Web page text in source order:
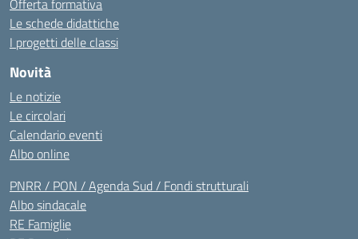
Offerta formativa
Le schede didattiche
I progetti delle classi
Novità
Le notizie
Le circolari
Calendario eventi
Albo online
PNRR / PON / Agenda Sud / Fondi strutturali
Albo sindacale
RE Famiglie